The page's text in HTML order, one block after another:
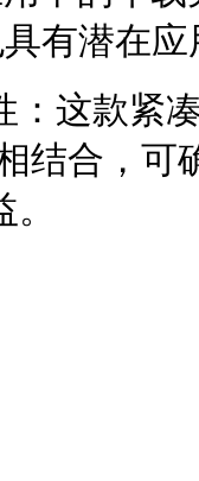
有潜在应
：这款紧
结合，可